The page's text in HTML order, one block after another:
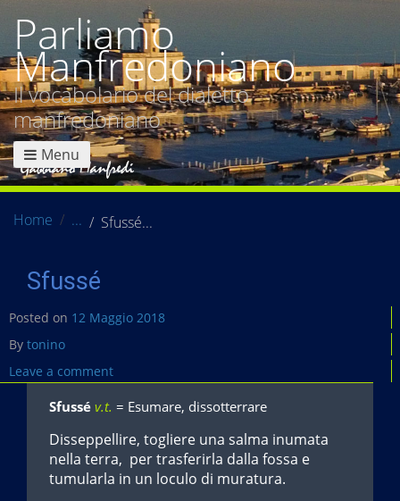
Parliamo
Manfredoniano
Il vocabolario del dialetto
manfredoniano
Menu
Home Sfussé
Sfussé
Posted on 12 Maggio 2018
By tonino
Leave a comment
Sfussé v.t. = Esumare, dissotterrare
Disseppellire, togliere una salma inumata
nella terra, per trasferirla dalla fossa e
tumularla in un loculo di muratura.